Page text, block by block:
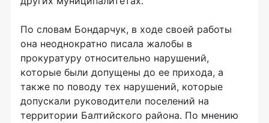
По словам Бондарчук, в ходе своей работы
она неоднократно писала жалобы в
прокуратуру относительно нарушений,
которые были допущены до ее прихода, а
также по поводу тех нарушений, которые
допускали руководители поселений на
территории Балтийского района. По мнению